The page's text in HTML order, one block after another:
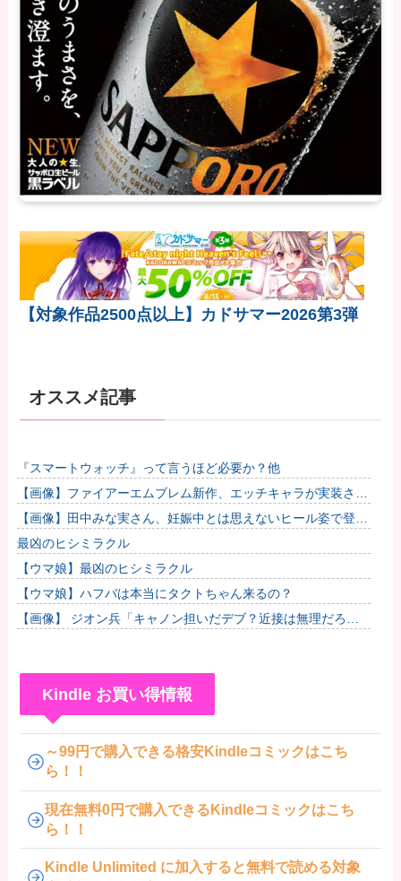
【対象作品2500点以上】カドサマー2026第3弾
オススメ記事
『スマートウォッチ』って言うほど必要か？他
【画像】ファイアーエムブレム新作、エッチキャラが実装され
て始まるｗｗｗｗｗ他
【画像】田中みな実さん、妊娠中とは思えないヒール姿で登場
してしまう
最凶のヒシミラクル
【ウマ娘】最凶のヒシミラクル
【ウマ娘】ハフバは本当にタクトちゃん来るの？
【画像】 ジオン兵「キャノン担いだデブ？近接は無理だろ
Kindle お買い得情報
～99円で購入できる格安Kindleコミックはこち
ら！！
現在無料0円で購入できるKindleコミックはこち
ら！！
Kindle Unlimited に加入すると無料で読める対象